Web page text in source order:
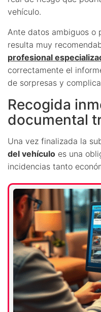
vehículo.
Ante datos ambiguos o
resulta muy
profesional
correctamente el
de sorpresas y
Recogida
documental
Una vez finalizada la
del vehículo es una
incidencias tanto